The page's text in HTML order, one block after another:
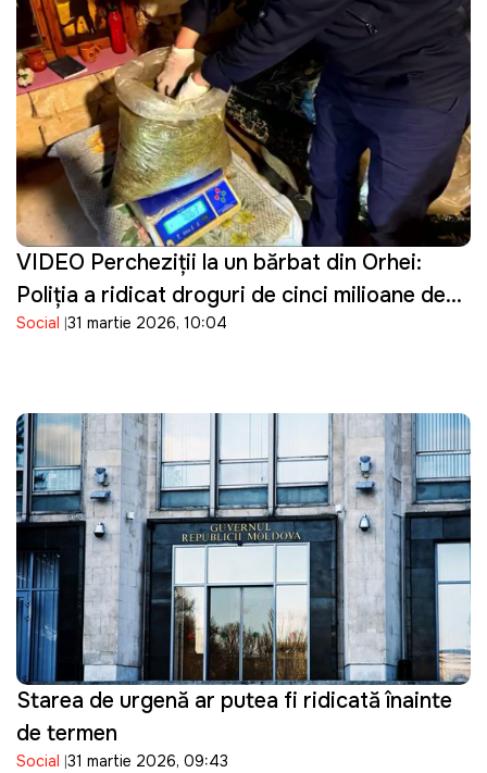
VIDEO Percheziţii la un bărbat din Orhei:
Poliţia a ridicat droguri de cinci milioane de
lei
Social 31 martie 2026, 10:04
Starea de urgență ar putea fi ridicată înainte
de termen
Social 31 martie 2026, 09:43